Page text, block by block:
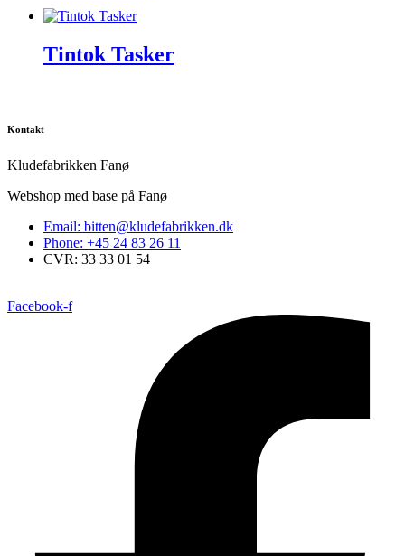
Tintok Tasker
Kontakt
Kludefabrikken Fanø
Webshop med base på Fanø
Email: bitten@kludefabrikken.dk
Phone: +45 24 83 26 11
CVR: 33 33 01 54
Facebook-f